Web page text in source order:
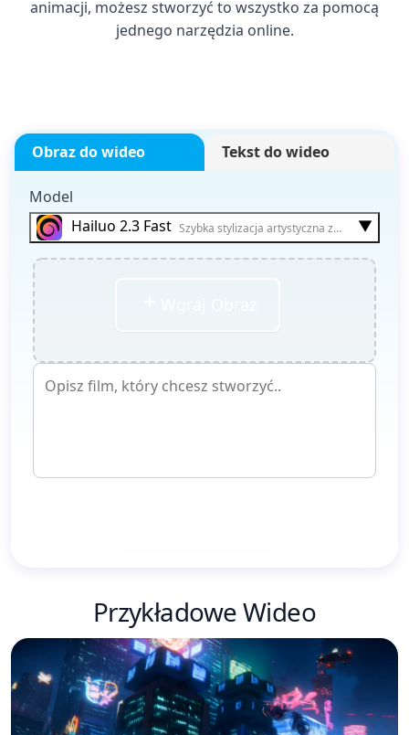
animacji, możesz stworzyć to wszystko za pomocą
jednego narzędzia online.
Obraz do wideo Tekst do wideo
Model
Hailuo 2.3 Fast Szybka stylizacja artystyczna z ▼
Przykładowe Wideo